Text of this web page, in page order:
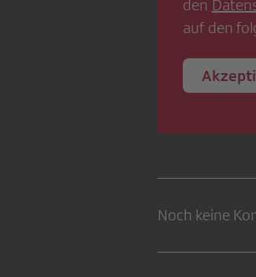
den
auf den
Noch keine